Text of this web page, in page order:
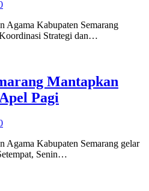
Agama Kabupaten Semarang
Strategi dan…
Mantapkan
Pagi
Agama Kabupaten Semarang gelar
Senin…